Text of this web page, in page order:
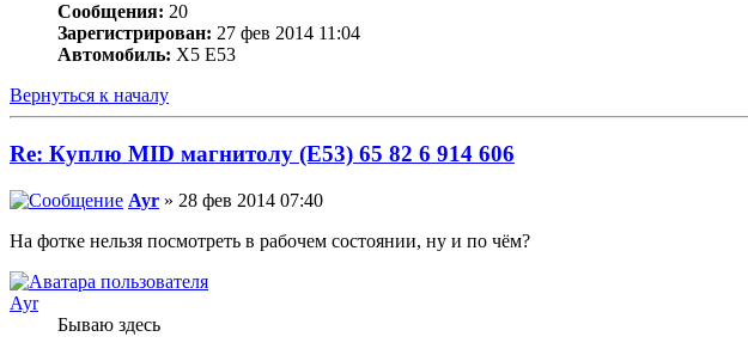
Сообщения: 20
Зарегистрирован: 27 фев 2014 11:04
Автомобиль: Х5 Е53
Вернуться к началу
Re: Куплю MID магнитолу (E53) 65 82 6 914 606
Ayr » 28 фев 2014 07:40
На фотке нельзя посмотреть в рабочем состоянии, ну и по чём?
Ayr
Бываю здесь